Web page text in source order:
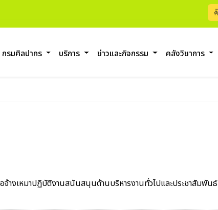
กรมศิลปากร บริการ ข่าวและกิจกรรม คลังวิชาการ
างเหมาปฏิบัติงานสนันสนุนด้านบริหารงานทั่วไปและประชาสัมพันธ์